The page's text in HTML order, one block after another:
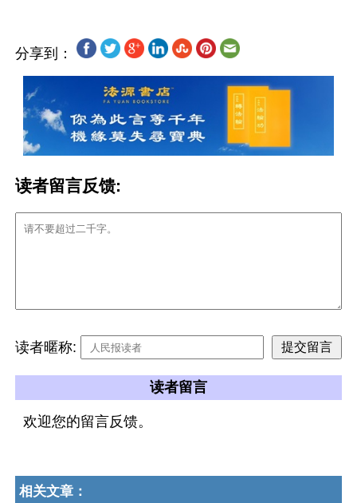
分享到：
读者留言反馈:
读者暱称:
读者留言
欢迎您的留言反馈。
相关文章：